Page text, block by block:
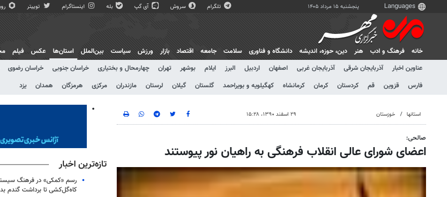
پنجشنبه ۱۵ مرداد ۱۴۰۵ تلگرام سروش آی گپ بله اینستاگرام توییتر
خانه فرهنگ و ادب هنر دين، حوزه، انديشه دانشگاه و فناوری سلامت جامعه اقتصاد بازار ورزش سیاست بین‌الملل
استان‌ها
عناوین اخبار
آذربایجان شرقی آذربایجان غربی اصفهان اردبیل البرز ایلام بوشهر تهران چهارمحال و بختیاری خراسان جنوبی خراسان رضوی
فارس
قزوین قم کردستان کرمان کرمانشاه کهگیلویه و بویراحمد گلستان گیلان لرستان مازندران مرکزی هرمزگان همدان یزد
عکس فیلم
استانها خوزستان ۲۹ اسفند ۱۳۹۰، ۱۵:۲۸
صالحی:
اعضای شورای عالی انقلاب فرهنگی به راهیان نور پیوستند
تازه‌ترین اخبار
رسم «کمکی» در فرهنگ
کاه‌گل‌کشی تا برداشت گندم